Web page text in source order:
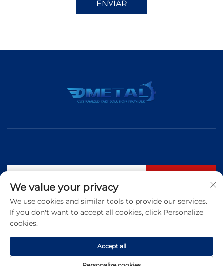
ENVIAR
Tel.:+86 183 5421 3960
We value your privacy
We use cookies and similar tools to provide our services.
If you don't want to accept all cookies, click Personalize
cookies.
Accept all